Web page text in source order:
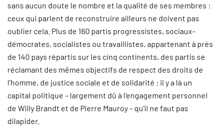
sans aucun doute le nombre et la qualité de ses membres :
ceux qui parlent de reconstruire ailleurs ne doivent pas
oublier cela. Plus de 160 partis progressistes, sociaux-
démocrates, socialistes ou travaillistes, appartenant à près
de 140 pays répartis sur les cinq continents, des partis se
réclamant des mêmes objectifs de respect des droits de
l’homme, de justice sociale et de solidarité : il y a là un
capital politique – largement dû à l’engagement personnel
de Willy Brandt et de Pierre Mauroy – qu’il ne faut pas
dilapider.